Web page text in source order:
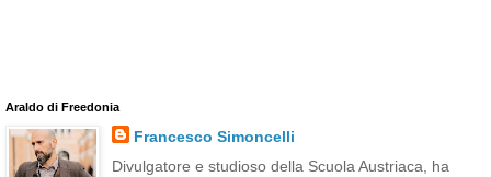
Araldo di Freedonia
Francesco Simoncelli
Divulgatore e studioso della Scuola Austriaca, ha